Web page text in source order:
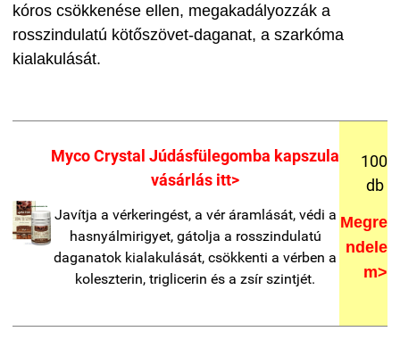
kóros csökkenése ellen, megakadályozzák a
rosszindulatú kötőszövet-daganat, a szarkóma
kialakulását.
Myco Crystal Júdásfülegomba kapszula
vásárlás itt>
Javítja a vérkeringést, a vér áramlását, védi a
hasnyálmirigyet, gátolja a rosszindulatú
daganatok kialakulását, csökkenti a vérben a
koleszterin, triglicerin és a zsír szintjét.
100
db
Megre
ndele
m>